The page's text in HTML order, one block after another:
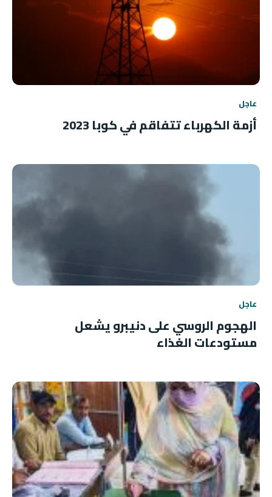
عاجل
أزمة الكهرباء تتفاقم في كوبا 2023
عاجل
الهجوم الروسي على دنيبرو يشعل
مستودعات الغذاء